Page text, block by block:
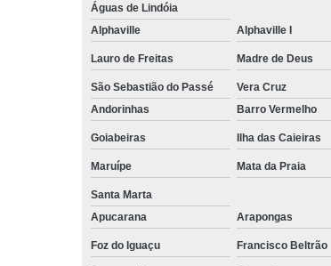
Águas de Lindóia
Alphaville
Alphaville I
Lauro de Freitas Madre de Deus
São Sebastião do Passé
Vera Cruz
Andorinhas
Barro Vermelho
Goiabeiras Ilha das Caieiras
Maruípe Mata da Praia
Santa Marta
Apucarana
Arapongas
Foz do Iguaçu Francisco Beltrão